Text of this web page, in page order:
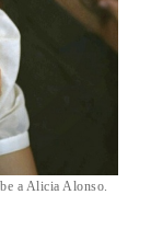
a Alicia Alonso.